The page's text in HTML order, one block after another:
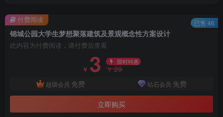
锦城公园大学生梦想聚落建筑及景观概念性方案设计
此内容为付费阅读，请付费后查看
￥ 3 限时特惠
￥29
超级会员 免费 钻石会员 免费
立即购买
付费阅读 已售 46